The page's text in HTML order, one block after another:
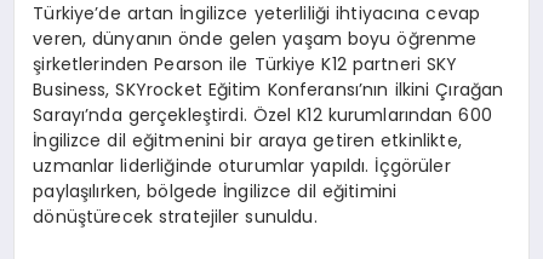
Türkiye’de artan İngilizce yeterliliği ihtiyacına cevap
veren, dünyanın önde gelen yaşam boyu öğrenme
şirketlerinden Pearson ile Türkiye K12 partneri SKY
Business, SKYrocket Eğitim Konferansı’nın ilkini Çırağan
Sarayı’nda gerçekleştirdi. Özel K12 kurumlarından 600
İngilizce dil eğitmenini bir araya getiren etkinlikte,
uzmanlar liderliğinde oturumlar yapıldı. İçgörüler
paylaşılırken, bölgede İngilizce dil eğitimini
dönüştürecek stratejiler sunuldu.